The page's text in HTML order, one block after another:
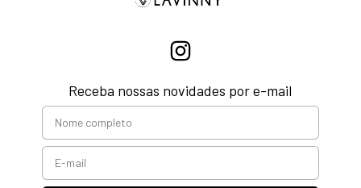
Receba nossas novidades por e-mail